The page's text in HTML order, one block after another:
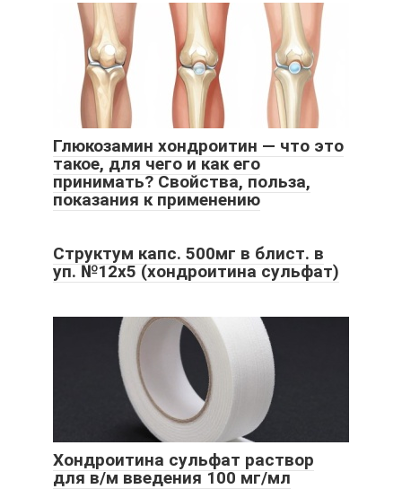
Глюкозамин хондроитин — что это
такое, для чего и как его
принимать? Свойства, польза,
показания к применению
Структум капс. 500мг в блист. в
уп. №12х5 (хондроитина сульфат)
Хондроитина сульфат раствор
для в/м введения 100 мг/мл